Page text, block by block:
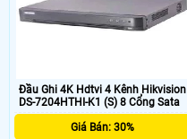
Đầu Ghi 4K Hdtvi 4 Kênh Hikvision
DS-7204HTHI-K1 (S) 8 Cổng Sata
Giá Bán: 30%